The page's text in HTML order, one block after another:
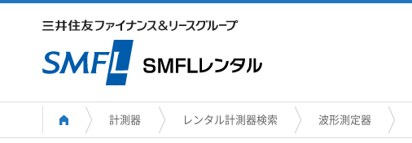
計測器 レンタル計測器検索 波形測定器